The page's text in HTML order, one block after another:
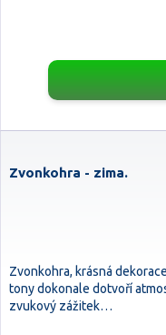
Zvonkohra - zima.
Zvonkohra, krásná
tony dokonale dotvoří
zvukový zážitek…